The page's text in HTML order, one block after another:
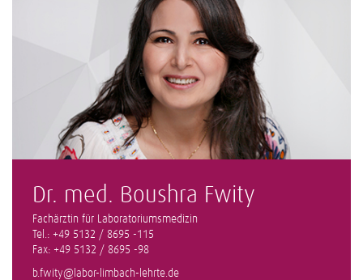
Dr. med. Boushra Fwity
Fachärztin für Laboratoriumsmedizin
Tel.: +49 5132 / 8695 -115
Fax: +49 5132 / 8695 -98
b.fwity@labor-limbach-lehrte.de